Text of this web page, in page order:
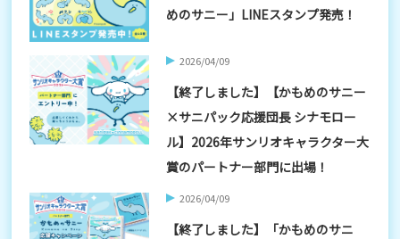
めのサニー」LINEスタンプ発売！
2026/04/09
【終了しました】【かもめのサニー
×サニパック応援団長 シナモロー
ル】2026年サンリオキャラクター大
賞のパートナー部門に出場！
2026/04/09
【終了しました】「かもめのサニ